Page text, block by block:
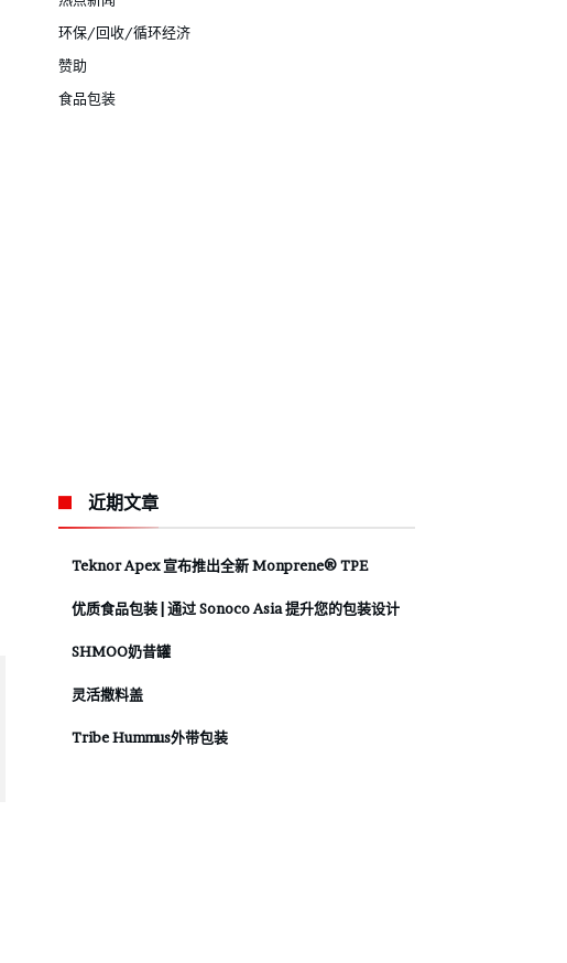
环保/回收/循环经济
赞助
食品包装
近期文章
Teknor Apex 宣布推出全新 Monprene® TPE
优质食品包装 | 通过 Sonoco Asia 提升您的包装设计
SHMOO奶昔罐
灵活撒料盖
Tribe Hummus外带包装